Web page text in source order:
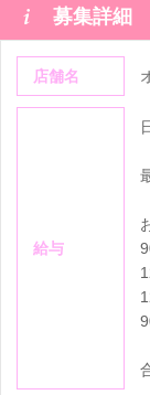
 募集詳細
店舗名
給与